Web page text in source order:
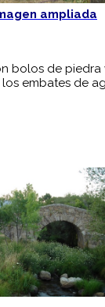
ampliada
bolos de
embates de